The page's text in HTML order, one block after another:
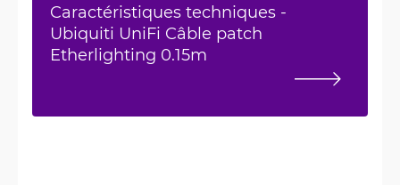
Caractéristiques techniques -
Ubiquiti UniFi Câble patch
Etherlighting 0.15m